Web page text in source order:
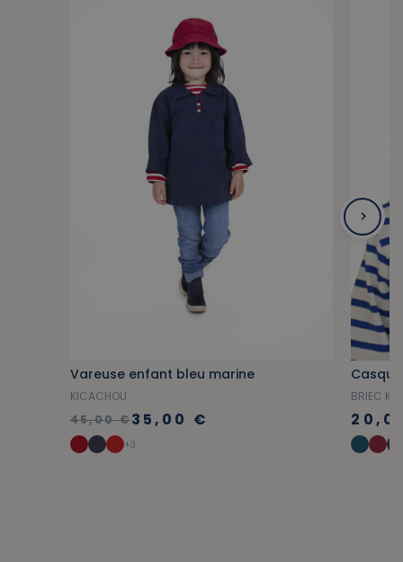
Vareuse enfant bleu marine
KICACHOU
45,00 €35,00 €
+3
BRIEC KID